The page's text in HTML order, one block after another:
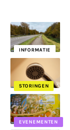
INFORMATIE
STORINGEN
EVENEMENTEN